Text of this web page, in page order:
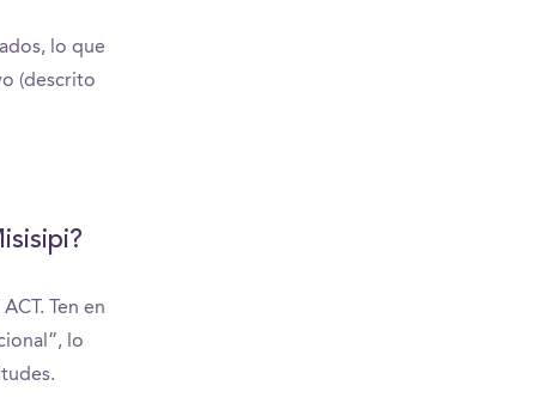
lo que
(descrito
Ten en
lo